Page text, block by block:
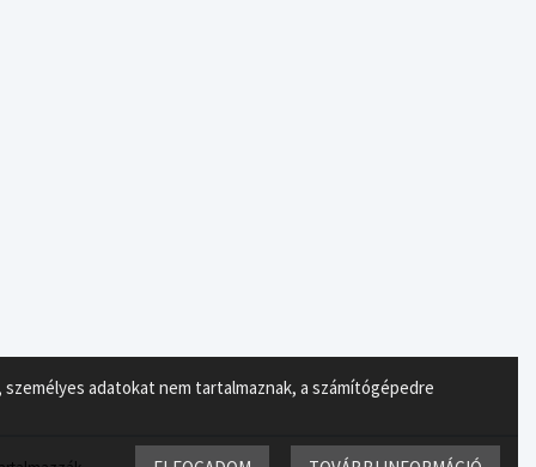
adatokat nem tartalmaznak, a számítógépedre